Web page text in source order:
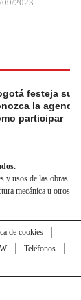
09/2023
festeja su
la
participar
y usos de las obras
mecánica u otros
de cookies
Teléfonos